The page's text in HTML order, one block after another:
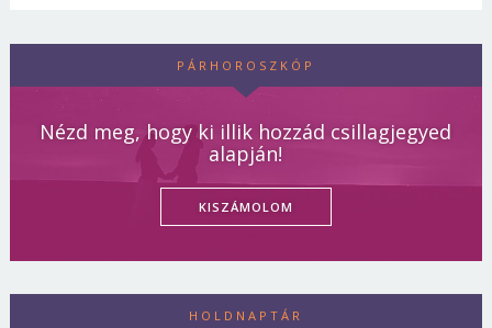
PÁRHOROSZKÓP
Nézd meg, hogy ki illik hozzád csillagjegyed
alapján!
KISZÁMOLOM
HOLDNAPTÁR